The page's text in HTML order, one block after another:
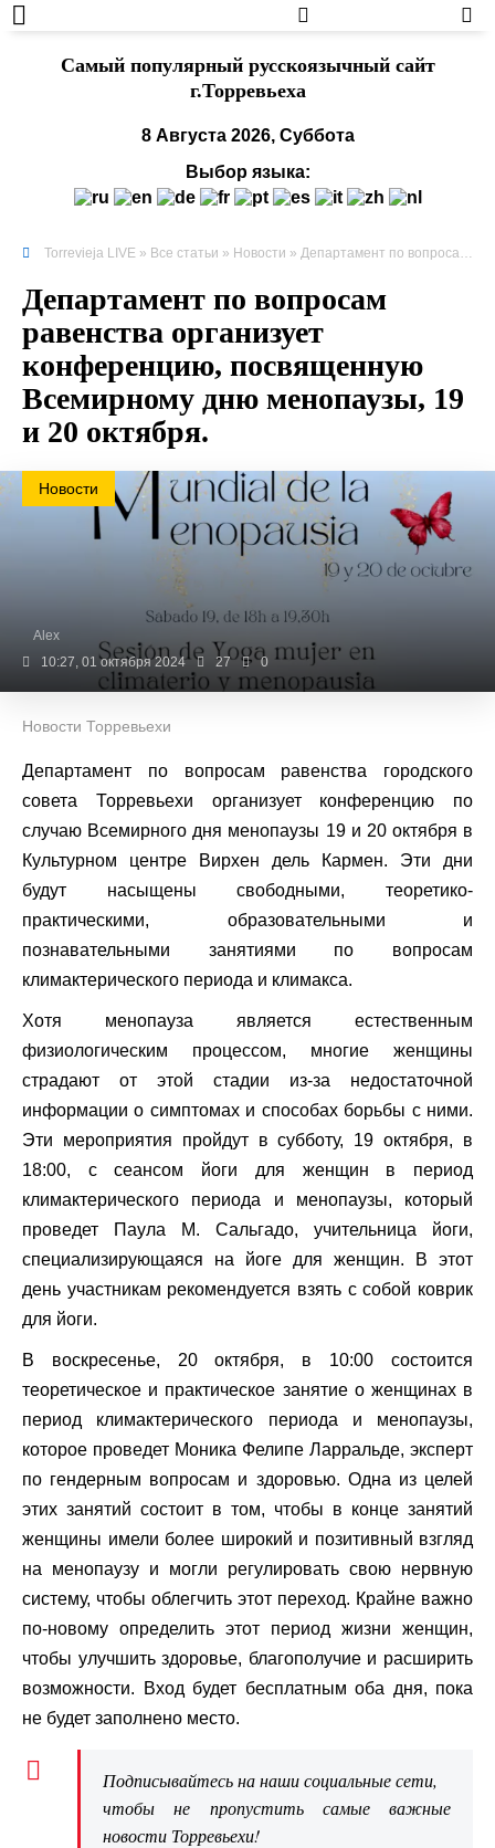
Cамый популярный русскоязычный сайт
г.Торревьеха
8 Августа 2026, Суббота
Выбор языка:
Torrevieja LIVE » Все статьи » Новости » Департамент по вопросам равенства организует конференцию, посвященную Всемирному дню менопаузы, 19 и 20 октября.
Департамент по вопросам
равенства организует
конференцию, посвященную
Всемирному дню менопаузы, 19
и 20 октября.
Новости
Alex
10:27, 01 октября 2024
27 0
Новости Торревьехи
Департамент по вопросам равенства городского
совета Торревьехи организует конференцию по
случаю Всемирного дня менопаузы 19 и 20 октября в
Культурном центре Вирхен дель Кармен. Эти дни
будут насыщены свободными, теоретико-
практическими, образовательными и
познавательными занятиями по вопросам
климактерического периода и климакса.
Хотя менопауза является естественным
физиологическим процессом, многие женщины
страдают от этой стадии из-за недостаточной
информации о симптомах и способах борьбы с ними.
Эти мероприятия пройдут в субботу, 19 октября, в
18:00, с сеансом йоги для женщин в период
климактерического периода и менопаузы, который
проведет Паула М. Сальгадо, учительница йоги,
специализирующаяся на йоге для женщин. В этот
день участникам рекомендуется взять с собой коврик
для йоги.
В воскресенье, 20 октября, в 10:00 состоится
теоретическое и практическое занятие о женщинах в
период климактерического периода и менопаузы,
которое проведет Моника Фелипе Ларральде, эксперт
по гендерным вопросам и здоровью. Одна из целей
этих занятий состоит в том, чтобы в конце занятий
женщины имели более широкий и позитивный взгляд
на менопаузу и могли регулировать свою нервную
систему, чтобы облегчить этот переход. Крайне важно
по-новому определить этот период жизни женщин,
чтобы улучшить здоровье, благополучие и расширить
возможности. Вход будет бесплатным оба дня, пока
не будет заполнено место.
Подписывайтесь на наши социальные сети,
чтобы не пропустить самые важные
новости Торревьехи!